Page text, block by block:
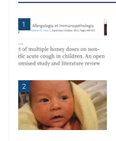
1
2